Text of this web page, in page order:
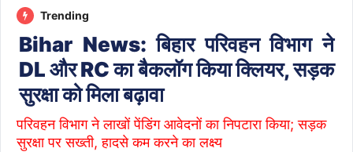
Trending
Bihar News: बिहार परिवहन विभाग ने
DL और RC का बैकलॉग किया क्लियर, सड़क
सुरक्षा को मिला बढ़ावा
परिवहन विभाग ने लाखों पेंडिंग आवेदनों का निपटारा किया; सड़क
सुरक्षा पर सख्ती, हादसे कम करने का लक्ष्य